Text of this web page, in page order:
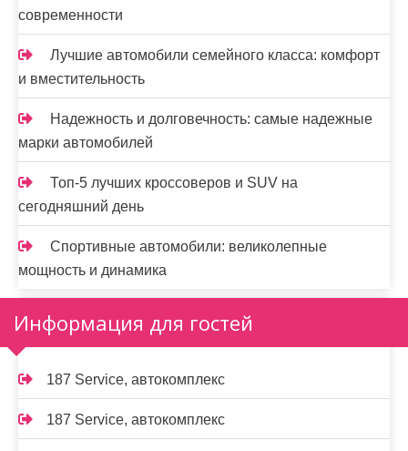
современности
Лучшие автомобили семейного класса: комфорт
и вместительность
Надежность и долговечность: самые надежные
марки автомобилей
Топ-5 лучших кроссоверов и SUV на
сегодняшний день
Спортивные автомобили: великолепные
мощность и динамика
Информация для гостей
187 Service, автокомплекс
187 Service, автокомплекс